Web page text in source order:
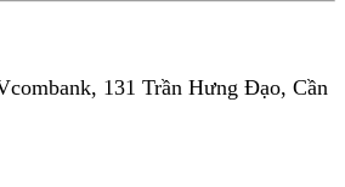
131 Trần Hưng Đạo, Cần